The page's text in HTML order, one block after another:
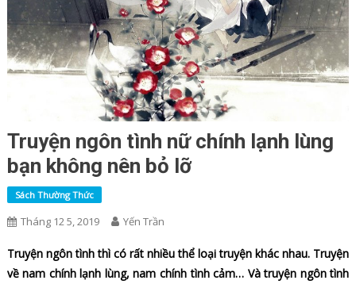
Truyện ngôn tình nữ chính lạnh lùng
bạn không nên bỏ lỡ
Sách Thường Thức
Tháng 12 5, 2019 Yến Trần
Truyện ngôn tình thì có rất nhiều thể loại truyện khác nhau. Truyện
về nam chính lạnh lùng, nam chính tình cảm… Và truyện ngôn tình